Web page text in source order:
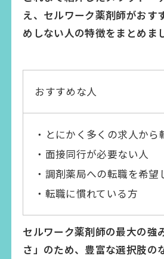
え、セルワーク薬剤師がおす
めしない人の特徴をまとめま
おすすめな人
・とにかく多くの求人か
・面接同行が必要ない人
・調剤薬局への転職を希望
・転職に慣れている方
セルワーク薬剤師の最大の強
さ」のため、豊富な選択肢の